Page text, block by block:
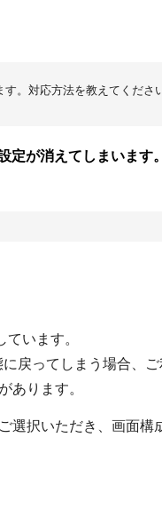
。対応方法を教えてくださ
定が消えてしまいます
います。
戻ってしまう場合、
選択いただき、画面構